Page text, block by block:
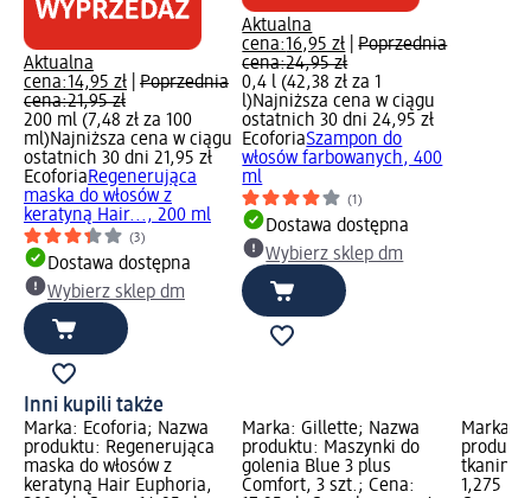
Aktualna
cena:14,95 zł
Poprzednia
cena:21,95 zł
200 ml (7,48 zł za 100
ml)Najniższa cena w ciągu
ostatnich 30 dni 21,95 zł
EcoforiaRegenerująca
maska do włosów z
keratyną Hair..., 200 ml
(3)
Dostawa dostępna
Wybierz sklep dm
Aktualna
cena:16,95 zł |Poprzednia
cena:24,95 zł
0,4 l (42,38 zł za 1
l)Najniższa cena w ciągu
ostatnich 30 dni 24,95 zł
EcoforiaSzampon do
włosów farbowanych, 400
ml
(1)
Dostawa dostępna
Wybierz sklep dm
Inni kupili także
Marka: Ecoforia; Nazwa
produktu: Regenerująca
maska do włosów z
keratyną Hair Euphoria,
Marka: Gillette; Nazwa
produktu: Maszynki do
golenia Blue 3 plus
Comfort, 3 szt.; Cena:
Marka:
tkanin
1,275 l;